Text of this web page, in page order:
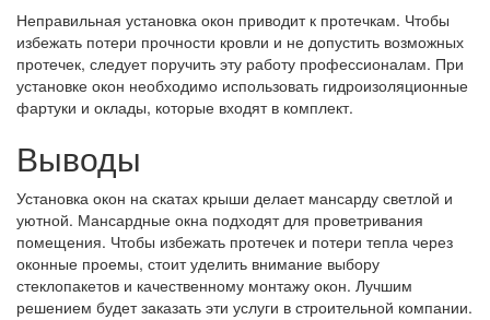
Неправильная установка окон приводит к протечкам. Чтобы
избежать потери прочности кровли и не допустить возможных
протечек, следует поручить эту работу профессионалам. При
установке окон необходимо использовать гидроизоляционные
фартуки и оклады, которые входят в комплект.
Выводы
Установка окон на скатах крыши делает мансарду светлой и
уютной. Мансардные окна подходят для проветривания
помещения. Чтобы избежать протечек и потери тепла через
оконные проемы, стоит уделить внимание выбору
стеклопакетов и качественному монтажу окон. Лучшим
решением будет заказать эти услуги в строительной компании.